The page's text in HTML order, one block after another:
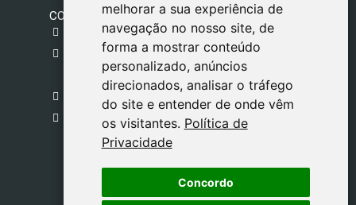
melhorar a sua experiência de
navegação no nosso site, de
forma a mostrar conteúdo
personalizado, anúncios
direcionados, analisar o tráfego
do site e entender de onde vêm
os visitantes. Política de
Privacidade
Concordo
melhorar a sua experiência de
navegação no nosso site, de
forma a mostrar conteúdo
personalizado, anúncios
direcionados, analisar o tráfego
do site e entender de onde vêm
os visitantes. Política de
Privacidade
Concordo
CONTACTO
gestion@safeliz.com
C. del Pradillo, 6, 28770 Colmenar Viejo,
Madrid
+34 918 459 877
Segunda a Sexta
09:00 - 13:00